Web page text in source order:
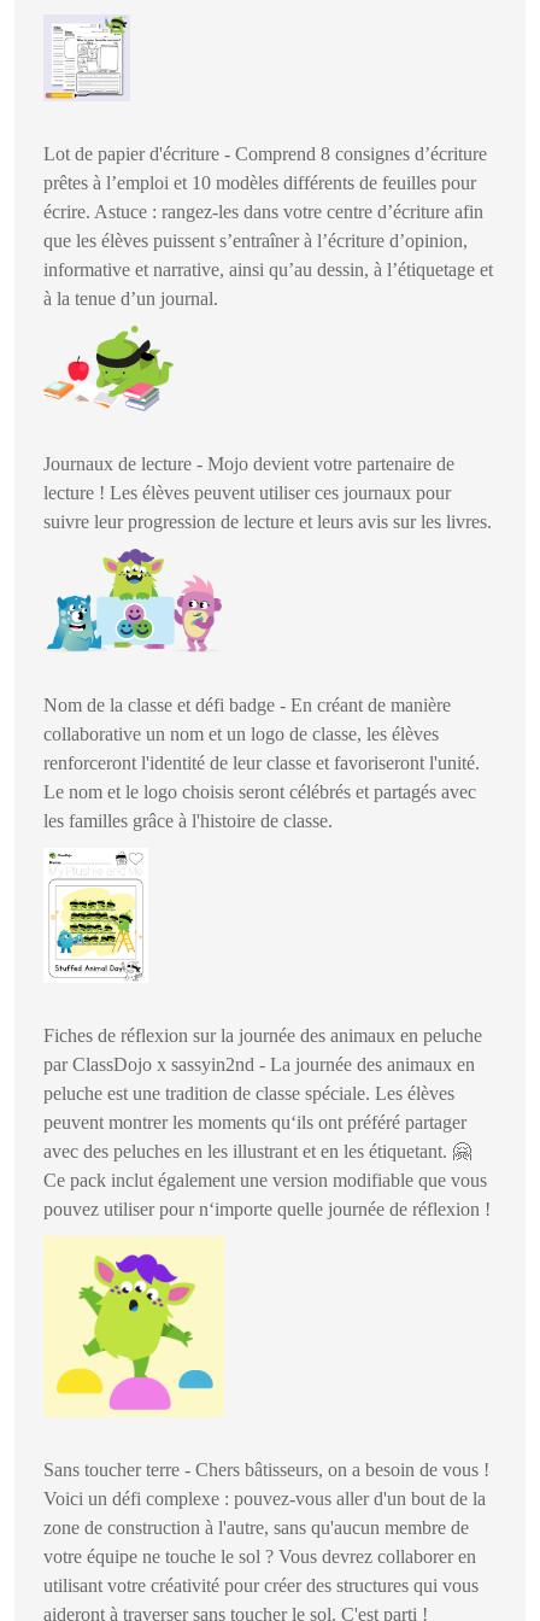
Lot de papier d'écriture - Comprend 8 consignes d’écriture
prêtes à l’emploi et 10 modèles différents de feuilles pour
écrire. Astuce : rangez-les dans votre centre d’écriture afin
que les élèves puissent s’entraîner à l’écriture d’opinion,
informative et narrative, ainsi qu’au dessin, à l’étiquetage et
à la tenue d’un journal.
Journaux de lecture - Mojo devient votre partenaire de
lecture ! Les élèves peuvent utiliser ces journaux pour
suivre leur progression de lecture et leurs avis sur les livres.
Nom de la classe et défi badge - En créant de manière
collaborative un nom et un logo de classe, les élèves
renforceront l'identité de leur classe et favoriseront l'unité.
Le nom et le logo choisis seront célébrés et partagés avec
les familles grâce à l'histoire de classe.
Fiches de réflexion sur la journée des animaux en peluche
par ClassDojo x sassyin2nd - La journée des animaux en
peluche est une tradition de classe spéciale. Les élèves
peuvent montrer les moments qu‘ils ont préféré partager
avec des peluches en les illustrant et en les étiquetant. 🤗
Ce pack inclut également une version modifiable que vous
pouvez utiliser pour n‘importe quelle journée de réflexion !
Sans toucher terre - Chers bâtisseurs, on a besoin de vous !
Voici un défi complexe : pouvez-vous aller d'un bout de la
zone de construction à l'autre, sans qu'aucun membre de
votre équipe ne touche le sol ? Vous devrez collaborer en
utilisant votre créativité pour créer des structures qui vous
aideront à traverser sans toucher le sol. C'est parti !